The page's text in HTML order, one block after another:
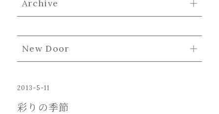
Archive
New Door
2013-5-11
彩りの季節